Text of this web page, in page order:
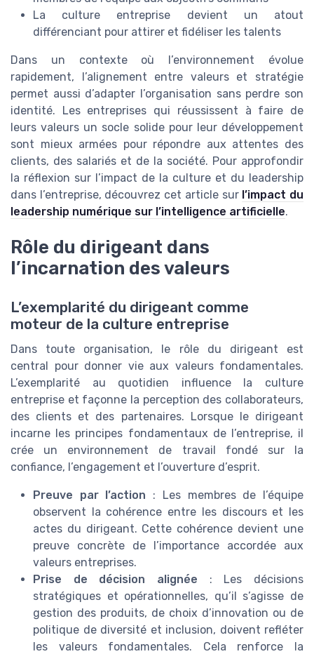
La culture entreprise devient un atout
différenciant pour attirer et fidéliser les talents
Dans un contexte où l’environnement évolue
rapidement, l’alignement entre valeurs et stratégie
permet aussi d’adapter l’organisation sans perdre son
identité. Les entreprises qui réussissent à faire de
leurs valeurs un socle solide pour leur développement
sont mieux armées pour répondre aux attentes des
clients, des salariés et de la société. Pour approfondir
la réflexion sur l’impact de la culture et du leadership
dans l’entreprise, découvrez cet article sur l’impact du
leadership numérique sur l’intelligence artificielle.
Rôle du dirigeant dans
l’incarnation des valeurs
L’exemplarité du dirigeant comme
moteur de la culture entreprise
Dans toute organisation, le rôle du dirigeant est
central pour donner vie aux valeurs fondamentales.
L’exemplarité au quotidien influence la culture
entreprise et façonne la perception des collaborateurs,
des clients et des partenaires. Lorsque le dirigeant
incarne les principes fondamentaux de l’entreprise, il
crée un environnement de travail fondé sur la
confiance, l’engagement et l’ouverture d’esprit.
Preuve par l’action : Les membres de l’équipe
observent la cohérence entre les discours et les
actes du dirigeant. Cette cohérence devient une
preuve concrète de l’importance accordée aux
valeurs entreprises.
Prise de décision alignée : Les décisions
stratégiques et opérationnelles, qu’il s’agisse de
gestion des produits, de choix d’innovation ou de
politique de diversité et inclusion, doivent refléter
les valeurs fondamentales. Cela renforce la